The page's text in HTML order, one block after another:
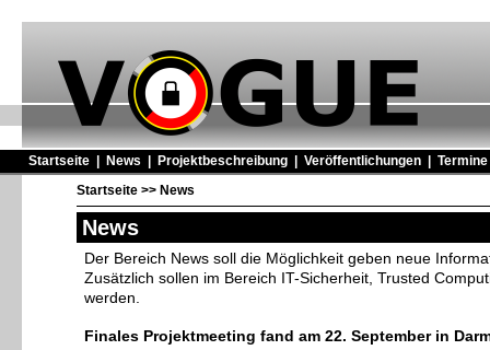
Startseite News Projektbeschreibung Veröffentlichungen Termine
Startseite >> News
News
Der Bereich News soll die Möglichkeit geben neue
Zusätzlich sollen im Bereich IT-Sicherheit, Trusted
werden.
Finales Projektmeeting fand am 22. September in